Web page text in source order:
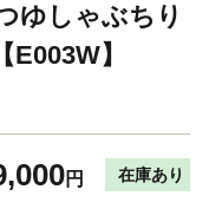
ゆしゃぶちり
】
円 在庫あり